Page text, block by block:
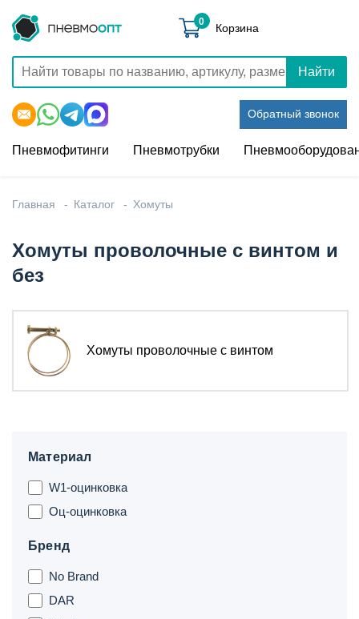
Найти
Обратный звонок
0 Корзина
Пневмофитинги Пневмотрубки
Главная Каталог Хомуты
Хомуты проволочные с винтом и
без
Хомуты проволочные с винтом
Материал
W1-оцинковка
Оц-оцинковка
Бренд
No Brand
DAR